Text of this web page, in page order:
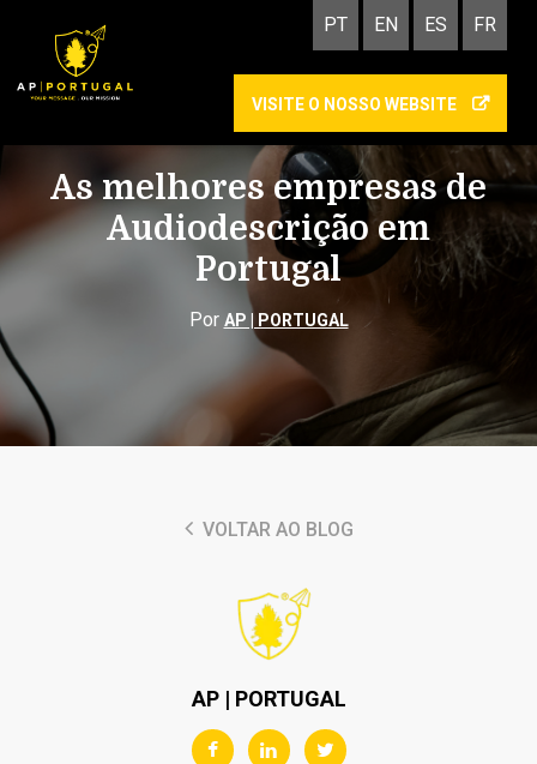
PT EN ES FR
VISITE O NOSSO WEBSITE
As melhores empresas de
Audiodescrição em
Portugal
Por AP | PORTUGAL
VOLTAR AO BLOG
AP | PORTUGAL